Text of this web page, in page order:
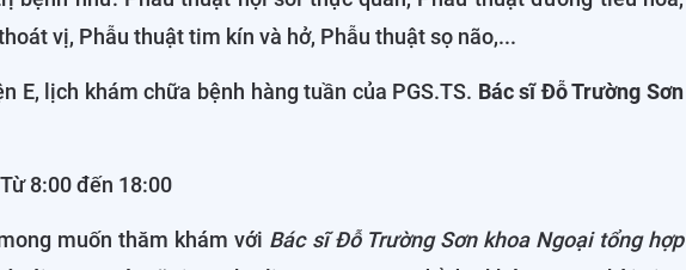
vị, Phẫu thuật tim kín và hở, Phẫu thuật sọ não,...
E, lịch khám chữa bệnh hàng tuần của PGS.TS. Bác sĩ Đỗ Trường Sơn
8:00 đến 18:00
muốn thăm khám với Bác sĩ Đỗ Trường Sơn khoa Ngoại tổng hợp